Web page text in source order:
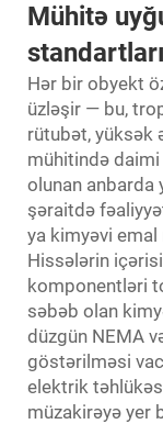
Mühitə
Hər bir obyekt
üzləşir — bu,
rütubət, yüksək
mühitində
olunan anbarda
şəraitdə
ya kimyəvi emal
Hissələrin
komponentləri
səbəb olan
düzgün NEMA
göstərilməsi
elektrik
müzakirəyə yer